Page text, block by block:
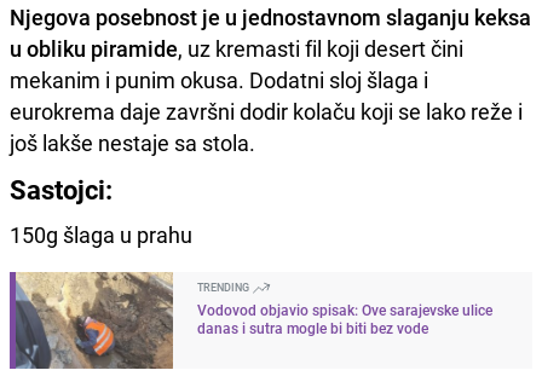
Njegova posebnost je u jednostavnom slaganju keksa
u obliku piramide, uz kremasti fil koji desert čini
mekanim i punim okusa. Dodatni sloj šlaga i
eurokrema daje završni dodir kolaču koji se lako reže i
još lakše nestaje sa stola.
Sastojci:
150g šlaga u prahu
TRENDING
Vodovod objavio spisak: Ove sarajevske ulice
danas i sutra mogle bi biti bez vode